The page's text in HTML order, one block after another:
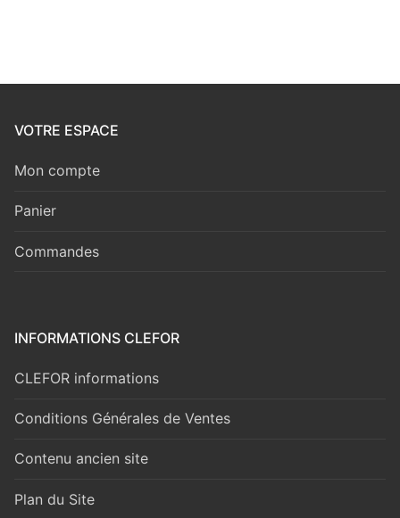
VOTRE ESPACE
Mon compte
Panier
Commandes
INFORMATIONS CLEFOR
CLEFOR informations
Conditions Générales de Ventes
Contenu ancien site
Plan du Site